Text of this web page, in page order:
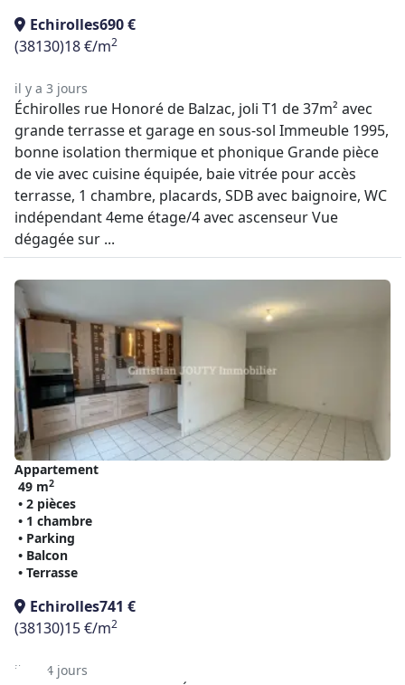
Echirolles690 €
(38130)18 €/m2
il y a 3 jours
Échirolles rue Honoré de Balzac, joli T1 de 37m² avec
grande terrasse et garage en sous-sol Immeuble 1995,
bonne isolation thermique et phonique Grande pièce
de vie avec cuisine équipée, baie vitrée pour accès
terrasse, 1 chambre, placards, SDB avec baignoire, WC
indépendant 4eme étage/4 avec ascenseur Vue
dégagée sur ...
Appartement
49 m2
• 2 pièces
• 1 chambre
• Parking
• Balcon
• Terrasse
Echirolles741 €
(38130)15 €/m2
il y a 4 jours